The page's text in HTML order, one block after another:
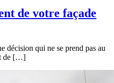
de votre façade
décision qui ne se prend pas au
de […]